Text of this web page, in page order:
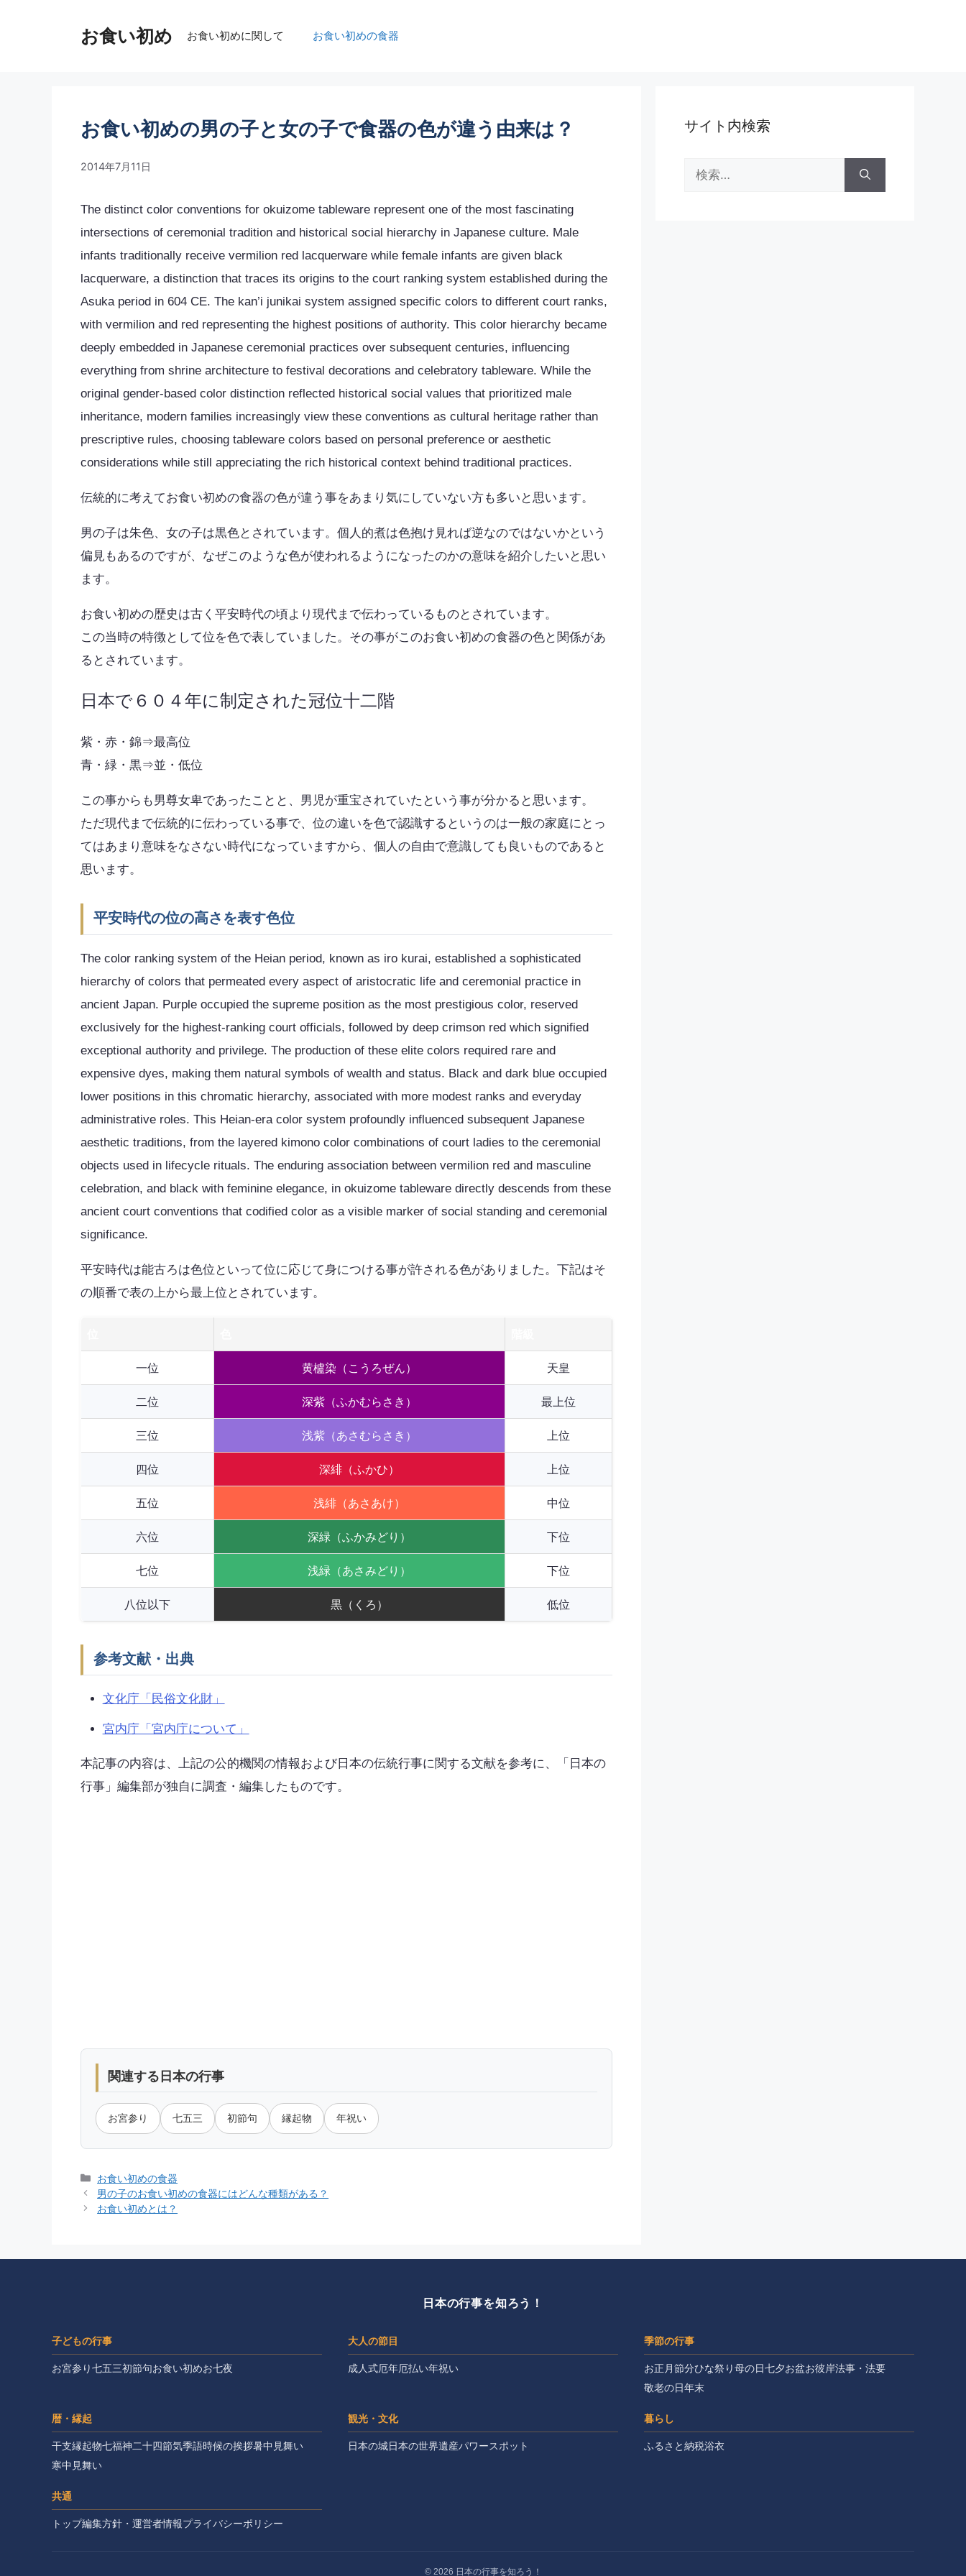
お食い初め お食い初めに関して お食い初めの食器
お食い初めの男の子と女の子で食器の色が違う由来は？
2014年7月11日
The distinct color conventions for okuizome tableware represent one of the most fascinating
intersections of ceremonial tradition and historical social hierarchy in Japanese culture. Male
infants traditionally receive vermilion red lacquerware while female infants are given black
lacquerware, a distinction that traces its origins to the court ranking system established during the
Asuka period in 604 CE. The kan’i junikai system assigned specific colors to different court ranks,
with vermilion and red representing the highest positions of authority. This color hierarchy became
deeply embedded in Japanese ceremonial practices over subsequent centuries, influencing
everything from shrine architecture to festival decorations and celebratory tableware. While the
original gender-based color distinction reflected historical social values that prioritized male
inheritance, modern families increasingly view these conventions as cultural heritage rather than
prescriptive rules, choosing tableware colors based on personal preference or aesthetic
considerations while still appreciating the rich historical context behind traditional practices.
伝統的に考えてお食い初めの食器の色が違う事をあまり気にしていない方も多いと思います。
男の子は朱色、女の子は黒色とされています。個人的煮は色抱け見れば逆なのではないかという
偏見もあるのですが、なぜこのような色が使われるようになったのかの意味を紹介したいと思い
ます。
お食い初めの歴史は古く平安時代の頃より現代まで伝わっているものとされています。
この当時の特徴として位を色で表していました。その事がこのお食い初めの食器の色と関係があ
るとされています。
日本で６０４年に制定された冠位十二階
紫・赤・錦⇒最高位
青・緑・黒⇒並・低位
この事からも男尊女卑であったことと、男児が重宝されていたという事が分かると思います。
ただ現代まで伝統的に伝わっている事で、位の違いを色で認識するというのは一般の家庭にとっ
てはあまり意味をなさない時代になっていますから、個人の自由で意識しても良いものであると
思います。
平安時代の位の高さを表す色位
The color ranking system of the Heian period, known as iro kurai, established a sophisticated
hierarchy of colors that permeated every aspect of aristocratic life and ceremonial practice in
ancient Japan. Purple occupied the supreme position as the most prestigious color, reserved
exclusively for the highest-ranking court officials, followed by deep crimson red which signified
exceptional authority and privilege. The production of these elite colors required rare and
expensive dyes, making them natural symbols of wealth and status. Black and dark blue occupied
lower positions in this chromatic hierarchy, associated with more modest ranks and everyday
administrative roles. This Heian-era color system profoundly influenced subsequent Japanese
aesthetic traditions, from the layered kimono color combinations of court ladies to the ceremonial
objects used in lifecycle rituals. The enduring association between vermilion red and masculine
celebration, and black with feminine elegance, in okuizome tableware directly descends from these
ancient court conventions that codified color as a visible marker of social standing and ceremonial
significance.
平安時代は能古ろは色位といって位に応じて身につける事が許される色がありました。下記はそ
の順番で表の上から最上位とされています。
一位 黄櫨染（こうろぜん） 天皇
二位 深紫（ふかむらさき） 最上位
三位 浅紫（あさむらさき） 上位
四位 深緋（ふかひ） 上位
五位 浅緋（あさあけ） 中位
六位 深緑（ふかみどり） 下位
七位 浅緑（あさみどり） 下位
八位以下 黒（くろ） 低位
参考文献・出典
文化庁「民俗文化財」
宮内庁「宮内庁について」
本記事の内容は、上記の公的機関の情報および日本の伝統行事に関する文献を参考に、「日本の
行事」編集部が独自に調査・編集したものです。
関連する日本の行事
お宮参り 七五三 初節句 縁起物 年祝い
カ
テ
ゴ
お食い初めの食器
男の子のお食い初めの食器にはどんな種類がある？
お食い初めとは？
サイト内検索
索:
日本の行事を知ろう！
子どもの行事
お宮参り七五三初節句お食い初めお七夜
大人の節目
成人式厄年厄払い年祝い
季節の行事
お正月節分ひな祭り母の日七夕お盆お彼岸法事・法要
敬老の日年末
暦・縁起
干支縁起物七福神二十四節気季語時候の挨拶暑中見舞い
寒中見舞い
観光・文化
日本の城日本の世界遺産パワースポット
暮らし
ふるさと納税浴衣
共通
トップ編集方針・運営者情報プライバシーポリシー
© 2026 日本の行事を知ろう！